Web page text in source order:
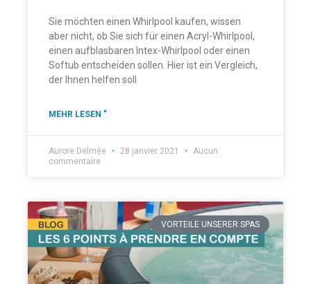
Sie möchten einen Whirlpool kaufen, wissen
aber nicht, ob Sie sich für einen Acryl-Whirlpool,
einen aufblasbaren Intex-Whirlpool oder einen
Softub entscheiden sollen. Hier ist ein Vergleich,
der Ihnen helfen soll
MEHR LESEN "
Aurore Delmée 28 janvier 2021
Aucun
commentaire
VORTEILE UNSERER SPAS